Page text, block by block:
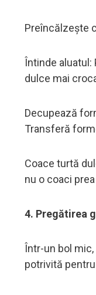
Preîncălzește
Întinde aluatul:
dulce mai
Decupează
Transferă
Coace turtă
nu o coaci
4. Pregătirea
Într-un bol
potrivită